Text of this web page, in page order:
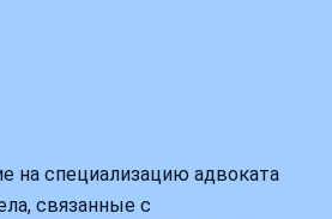
на специализацию адвоката
связанные с